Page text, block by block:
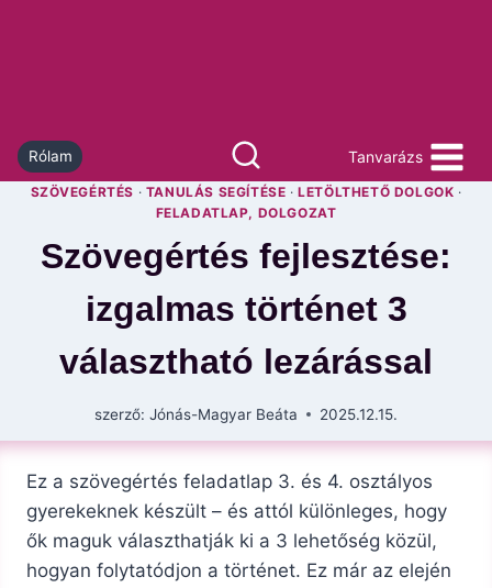
Rólam Tanvarázs
SZÖVEGÉRTÉS · TANULÁS SEGÍTÉSE ·LETÖLTHETŐ DOLGOK ·
FELADATLAP, DOLGOZAT
Szövegértés fejlesztése:
izgalmas történet 3
választható lezárással
szerző: Jónás-Magyar Beáta 2025.12.15.
Ez a szövegértés feladatlap 3. és 4. osztályos
gyerekeknek készült – és attól különleges, hogy
ők maguk választhatják ki a 3 lehetőség közül,
hogyan folytatódjon a történet. Ez már az elején